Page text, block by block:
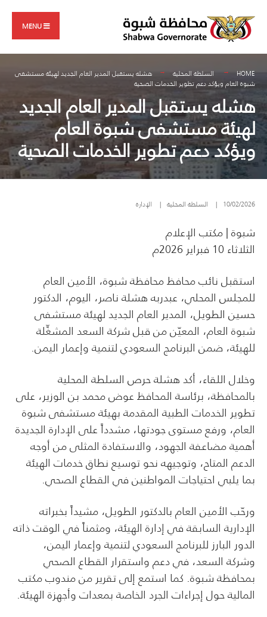
content
MENU
HOME السلطة المحلية
هشله يستقبل المدير العام الجديد لهيئة مستشفى
شبوة العام ويؤكد دعم تطوير الخدمات الصحية
هشله يستقبل المدير العام الجديد
لهيئة مستشفى شبوة العام
ويؤكد دعم تطوير الخدمات الصحية
10/02/2026
| السلطة المحلية | الإدارة
شبوة | مكتب الإعلام
الثلاثاء 10 فبراير 2026م
استقبل نائب محافظ محافظة شبوة، الأمين العام
للمجلس المحلي، عبدربه هشلة ناصر، اليوم، الدكتور
حسين الطويل، المدير العام الجديد لهيئة مستشفى
شبوة العام، المعيّن من قبل شركة السعد المشغِّلة
للهيئة، ضمن البرنامج السعودي لتنمية وإعمار اليمن.
وخلال اللقاء، أكد هشلة حرص السلطة المحلية
بالمحافظة، برئاسة المحافظ عوض محمد بن الوزير، على
تطوير الخدمات الطبية المقدمة بهيئة مستشفى شبوة
العام، ورفع مستوى جودتها، مشدداً على الإدارة الجديدة
أهمية مضاعفة الجهود، والاستفادة المثلى من أوجه
الدعم المتاح، وتوجيهه نحو توسيع نطاق خدمات الهيئة
بما يلبي احتياجات المواطنين في القطاع الصحي.
ورحّب الأمين العام بالدكتور الطويل، مشيداً بخبراته
الإدارية السابقة في إدارة الهيئة، ومثمناً في الوقت ذاته
الدور البارز للبرنامج السعودي لتنمية وإعمار اليمن،
وشركة السعد، في دعم واستقرار القطاع الصحي
بمحافظة شبوة. كما استمع إلى تقرير من مندوب مكتب
المالية حول إجراءات الجرد الخاصة بمعدات وأجهزة الهيئة.
for: